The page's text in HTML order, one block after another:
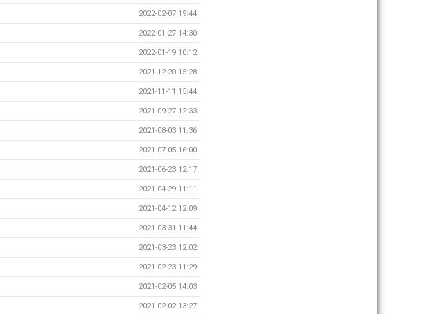
2022-02-07 19:44
2022-01-27 14:30
2022-01-19 10:12
2021-12-20 15:28
2021-11-11 15:44
2021-09-27 12:33
2021-08-03 11:36
2021-07-05 16:00
2021-06-23 12:17
2021-04-29 11:11
2021-04-12 12:09
2021-03-31 11:44
2021-03-23 12:02
2021-02-23 11:29
2021-02-05 14:03
2021-02-02 13:27